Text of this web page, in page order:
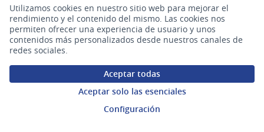
Utilizamos cookies en nuestro sitio web para mejorar el
rendimiento y el contenido del mismo. Las cookies nos
permiten ofrecer una experiencia de usuario y unos
contenidos más personalizados desde nuestros canales de
redes sociales.
Aceptar todas
Aceptar solo las esenciales
Configuración